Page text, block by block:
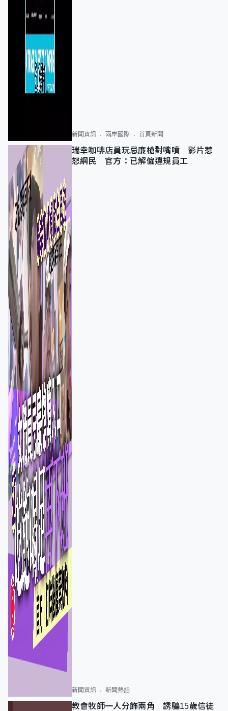
新聞資訊 兩岸國際 首頁新聞
瑞幸咖啡店員玩忌廉槍對嘴噴 影片惹
怒網民 官方：已解僱違規員工
新聞資訊 新聞熱話
教會牧師一人分飾兩角 誘騙15歲信徒